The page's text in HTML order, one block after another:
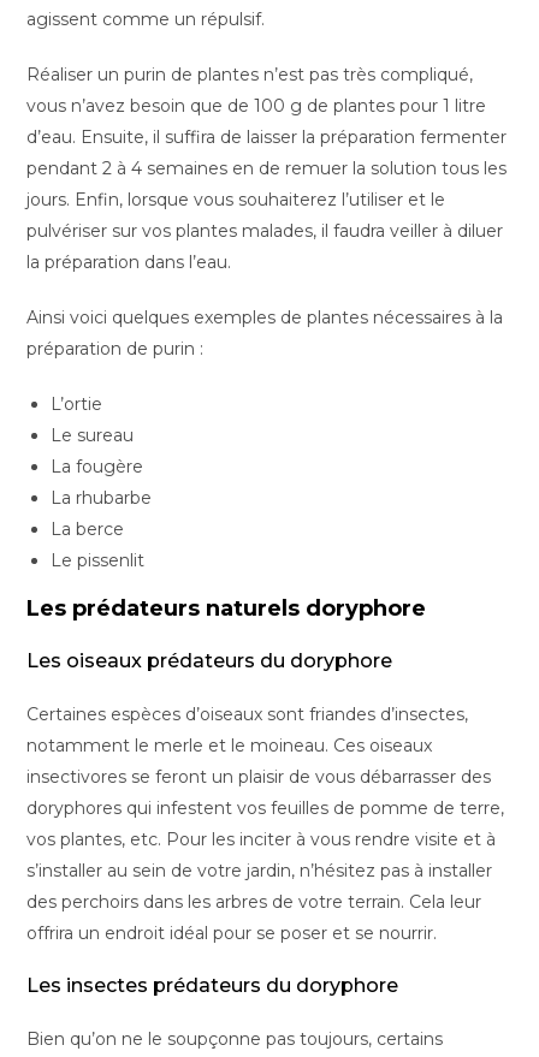
agissent comme un répulsif.
Réaliser un purin de plantes n’est pas très compliqué,
vous n’avez besoin que de 100 g de plantes pour 1 litre
d’eau. Ensuite, il suffira de laisser la préparation fermenter
pendant 2 à 4 semaines en de remuer la solution tous les
jours. Enfin, lorsque vous souhaiterez l’utiliser et le
pulvériser sur vos plantes malades, il faudra veiller à diluer
la préparation dans l’eau.
Ainsi voici quelques exemples de plantes nécessaires à la
préparation de purin :
L’ortie
Le sureau
La fougère
La rhubarbe
La berce
Le pissenlit
Les prédateurs naturels doryphore
Les oiseaux prédateurs du doryphore
Certaines espèces d’oiseaux sont friandes d’insectes,
notamment le merle et le moineau. Ces oiseaux
insectivores se feront un plaisir de vous débarrasser des
doryphores qui infestent vos feuilles de pomme de terre,
vos plantes, etc. Pour les inciter à vous rendre visite et à
s’installer au sein de votre jardin, n’hésitez pas à installer
des perchoirs dans les arbres de votre terrain. Cela leur
offrira un endroit idéal pour se poser et se nourrir.
Les insectes prédateurs du doryphore
Bien qu’on ne le soupçonne pas toujours, certains